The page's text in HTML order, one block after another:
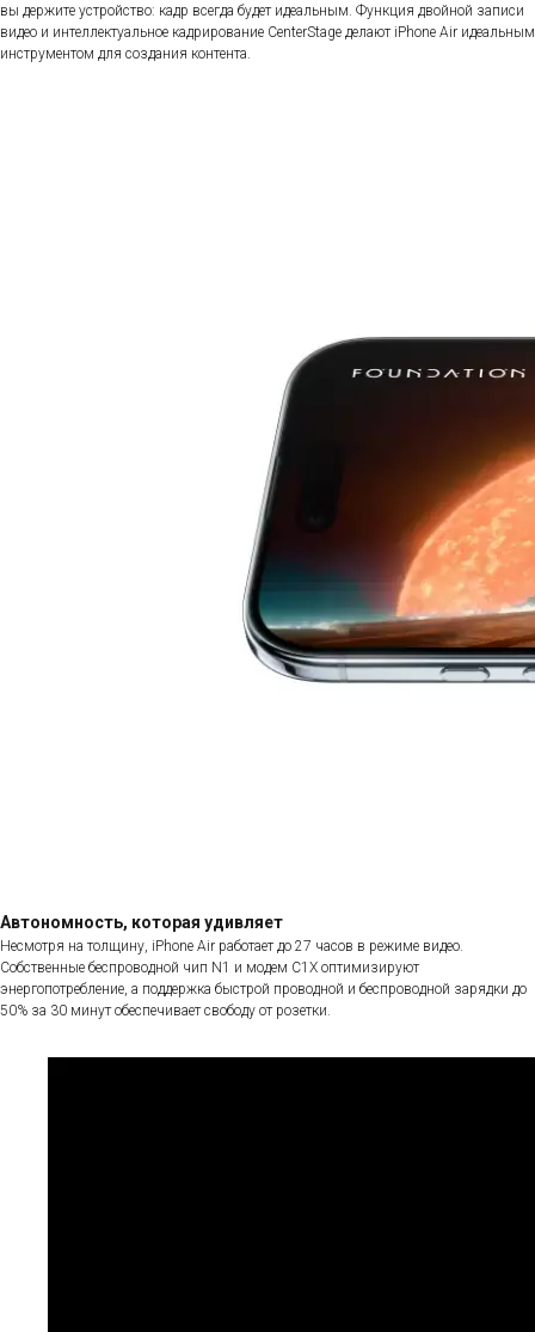
вы держите устройство: кадр всегда будет идеальным. Функция двойной записи
видео и интеллектуальное кадрирование CenterStage делают iPhone Air идеальным
инструментом для создания контента.
Автономность, которая удивляет
Несмотря на толщину, iPhone Air работает до 27 часов в режиме видео.
Собственные беспроводной чип N1 и модем C1X оптимизируют
энергопотребление, а поддержка быстрой проводной и беспроводной зарядки до
50% за 30 минут обеспечивает свободу от розетки.